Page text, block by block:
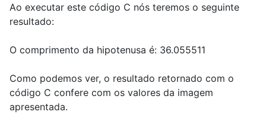
Ao executar este código C nós teremos o seguinte
resultado:
O comprimento da hipotenusa é: 36.055511
Como podemos ver, o resultado retornado com o
código C confere com os valores da imagem
apresentada.